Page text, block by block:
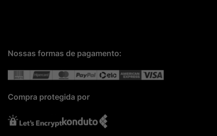
Nossas formas de pagamento:
Compra protegida por